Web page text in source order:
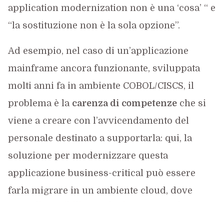
application modernization non è una ‘cosa’ “ e
“la sostituzione non è la sola opzione”.
Ad esempio, nel caso di un’applicazione
mainframe ancora funzionante, sviluppata
molti anni fa in ambiente COBOL/CISCS, il
problema è la carenza di competenzeche si
viene a creare con l’avvicendamento del
personale destinato a supportarla: qui, la
soluzione per modernizzare questa
applicazione business-critical può essere
farla migrare in un ambiente cloud, dove